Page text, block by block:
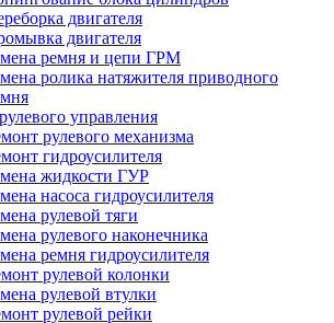
двигателя
двигателя
ремня и цепи ГРМ
ролика натяжителя приводного
управления
рулевого механизма
гидроусилителя
жидкости ГУР
насоса гидроусилителя
рулевой тяги
рулевого наконечника
ремня гидроусилителя
рулевой колонки
рулевой втулки
рулевой рейки